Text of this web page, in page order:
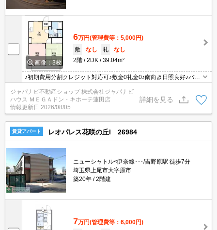
画像：3枚
6万円(管理費等：5,000円)
敷
なし 礼
なし
2階
2DK 39.04m²
♪初期費用分割クレジット対応可♪敷金0礼金0♪南向き日照良好♪バ
ス・トイレ別♪ガスコンロ設置可♪独立洗面台♪室内洗濯機置場有♪シ
ューズボックス有♪南向きバルコニー有♪出窓有♪敷地内駐車場有♪駐
輪場有♪東大宮駅ご送迎または現地お待ち合わせでご内見出来ます♪
ジャパナビ不動産ショップＭＥＧＡドン・キホーテ蓮田店♪年中無休
♪
ジャパナビ不動産ショップ 株式会社ジャパナビ
ハウス ＭＥＧＡドン・キホーテ蓮田店
情報更新日 2026/08/05
詳細を見る
賃貸アパート レオパレス花咲の丘I 26984
ニューシャトル<伊奈線･･･/吉野原駅 徒歩7分
埼玉県上尾市大字原市
築20年
2階建
7万円(管理費等：6,000円)